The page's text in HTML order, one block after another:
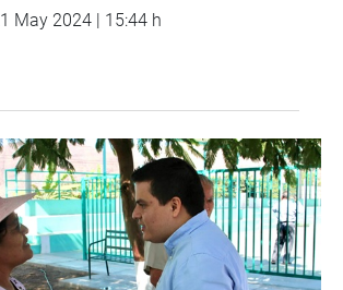
May 2024 | 15:44 h